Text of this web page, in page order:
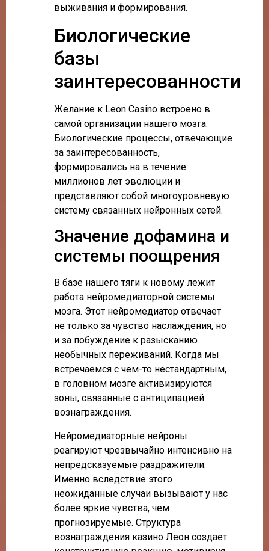
выживания и формирования.
Биологические
базы
заинтересованности
Желание к Leon Casino встроено в
самой организации нашего мозга.
Биологические процессы, отвечающие
за заинтересованность,
формировались на в течение
миллионов лет эволюции и
представляют собой многоуровневую
систему связанных нейронных сетей.
Значение дофамина и
системы поощрения
В базе нашего тяги к новому лежит
работа нейромедиаторной системы
мозга. Этот нейромедиатор отвечает
не только за чувство наслаждения, но
и за побуждение к разысканию
необычных переживаний. Когда мы
встречаемся с чем-то нестандартным,
в головном мозге активизируются
зоны, связанные с антиципацией
вознаграждения.
Нейромедиаторные нейроны
реагируют чрезвычайно интенсивно на
непредсказуемые раздражители.
Именно вследствие этого
неожиданные случаи вызывают у нас
более яркие чувства, чем
прогнозируемые. Структура
вознаграждения казино Леон создает